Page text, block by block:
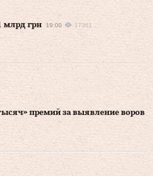
млрд грн
19:00 17361
премий за выявление воров